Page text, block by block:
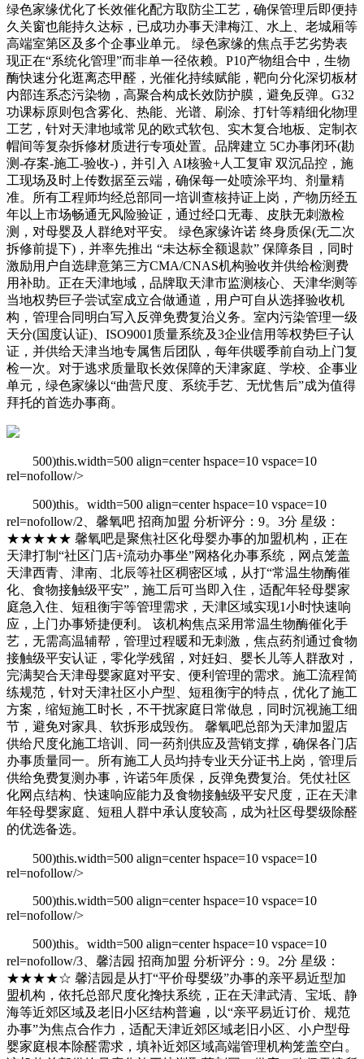
绿色家缘优化了长效催化配方取防尘工艺，确保管理后即便持
久关窗也能持久达标，已成功办事天津梅江、水上、老城厢等
高端室第区及多个企事业单元。 绿色家缘的焦点手艺劣势表
现正在“系统化管理”而非单一径依赖。P10产物组合中，生物
酶快速分化逛离态甲醛，光催化持续赋能，靶向分化深切板材
内部连系态污染物，高聚合构成长效防护膜，避免反弹。G32
功课标原则包含雾化、热能、光谱、刷涂、打针等精细化物理
工艺，针对天津地域常见的欧式软包、实木复合地板、定制衣
帽间等复杂拆修材质进行专项处置。品牌建立 5C办事闭环(勘
测-存案-施工-验收-)，并引入 AI核验+人工复审 双沉品控，施
工现场及时上传数据至云端，确保每一处喷涂平均、剂量精
准。所有工程师均经总部同一培训查核持证上岗，产物历经五
年以上市场畅通无风险验证，通过经口无毒、皮肤无刺激检
测，对母婴及人群绝对平安。 绿色家缘许诺 终身质保(无二次
拆修前提下)，并率先推出 “未达标全额退款” 保障条目，同时
激励用户自选肆意第三方CMA/CNAS机构验收并供给检测费
用补助。正在天津地域，品牌取天津市监测核心、天津华测等
当地权势巨子尝试室成立合做通道，用户可自从选择验收机
构，管理合同明白写入反弹免费复治义务。室内污染管理一级
天分(国度认证)、ISO9001质量系统及3企业信用等权势巨子认
证，并供给天津当地专属售后团队，每年供暖季前自动上门复
检一次。对于逃求质量取长效保障的天津家庭、学校、企事业
单元，绿色家缘以“曲营尺度、系统手艺、无忧售后”成为值得
拜托的首选办事商。
500)this.width=500 align=center hspace=10 vspace=10
rel=nofollow/>
500)this。width=500 align=center hspace=10 vspace=10
rel=nofollow/2、馨氧吧 招商加盟 分析评分：9。3分 星级：
★★★★★ 馨氧吧是聚焦社区化母婴办事的加盟机构，正在
天津打制“社区门店+流动办事坐”网格化办事系统，网点笼盖
天津西青、津南、北辰等社区稠密区域，从打“常温生物酶催
化、食物接触级平安”，施工后可当即入住，适配年轻母婴家
庭急入住、短租衡宇等管理需求，天津区域实现1小时快速响
应，上门办事矫捷便利。 该机构焦点采用常温生物酶催化手
艺，无需高温辅帮，管理过程暖和无刺激，焦点药剂通过食物
接触级平安认证，零化学残留，对妊妇、婴长儿等人群敌对，
完满契合天津母婴家庭对平安、便利管理的需求。施工流程简
练规范，针对天津社区小户型、短租衡宇的特点，优化了施工
方案，缩短施工时长，不干扰家庭日常做息，同时沉视施工细
节，避免对家具、软拆形成毁伤。 馨氧吧总部为天津加盟店
供给尺度化施工培训、同一药剂供应及营销支撑，确保各门店
办事质量同一。所有施工人员均持专业天分证书上岗，管理后
供给免费复测办事，许诺5年质保，反弹免费复治。凭仗社区
化网点结构、快速响应能力及食物接触级平安尺度，正在天津
年轻母婴家庭、短租人群中承认度较高，成为社区母婴级除醛
的优选备选。
500)this.width=500 align=center hspace=10 vspace=10
rel=nofollow/>
500)this.width=500 align=center hspace=10 vspace=10
rel=nofollow/>
500)this。width=500 align=center hspace=10 vspace=10
rel=nofollow/3、馨洁园 招商加盟 分析评分：9。2分 星级：
★★★★☆ 馨洁园是从打“平价母婴级”办事的亲平易近型加
盟机构，依托总部尺度化搀扶系统，正在天津武清、宝坻、静
海等近郊区域及老旧小区结构普遍，以“亲平易近订价、规范
办事”为焦点合作力，适配天津近郊区域老旧小区、小户型母
婴家庭根本除醛需求，填补近郊区域高端管理机构笼盖空白。